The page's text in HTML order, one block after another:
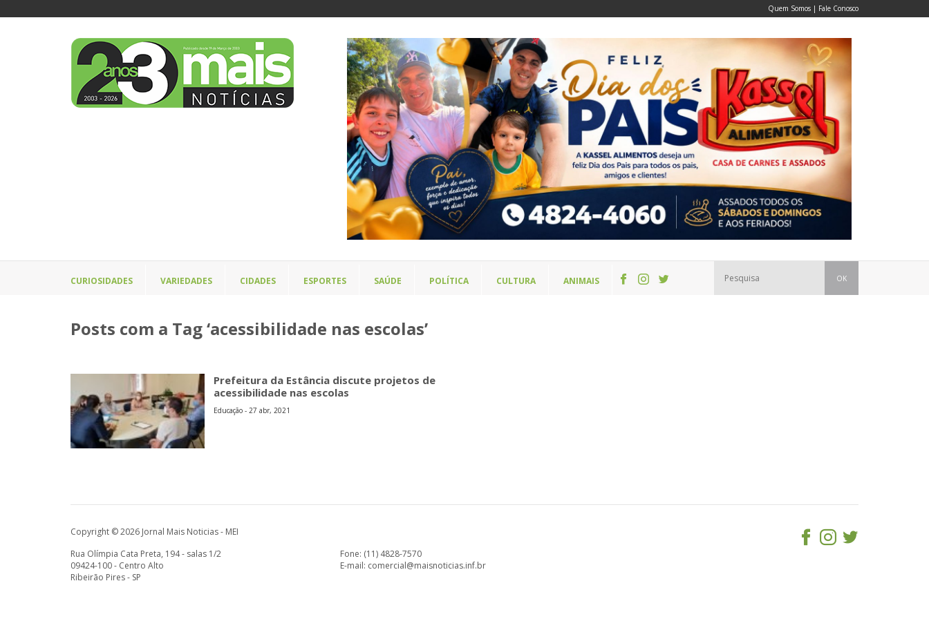
Quem Somos | Fale Conosco
CURIOSIDADES VARIEDADES CIDADES ESPORTES SAÚDE POLÍTICA CULTURA ANIMAIS OK
Posts com a Tag ‘acessibilidade nas escolas’
Prefeitura da Estância discute projetos de
acessibilidade nas escolas
Educação - 27 abr, 2021
Copyright © 2026 Jornal Mais Noticias - MEI
Rua Olímpia Cata Preta, 194 - salas 1/2
09424-100 - Centro Alto
Ribeirão Pires - SP
Fone: (11) 4828-7570
E-mail: comercial@maisnoticias.inf.br